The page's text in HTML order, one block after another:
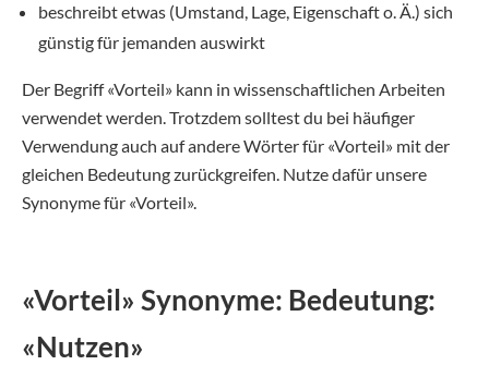
beschreibt etwas (Umstand, Lage, Eigenschaft o. Ä.) sich
günstig für jemanden auswirkt
Der Begriff «Vorteil» kann in wissenschaftlichen Arbeiten
verwendet werden. Trotzdem solltest du bei häufiger
Verwendung auch auf andere Wörter für «Vorteil» mit der
gleichen Bedeutung zurückgreifen. Nutze dafür unsere
Synonyme für «Vorteil».
«Vorteil» Synonyme: Bedeutung:
«Nutzen»